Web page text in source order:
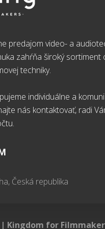
predajom video- a
zahŕňa široký
techniky.
individuálne a
nás kontaktovať, radi
Česká republika
Kingdom for